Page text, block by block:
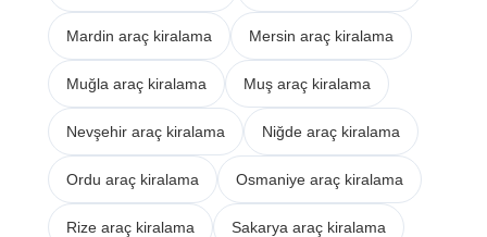
Mardin araç kiralama Mersin araç kiralama
Muğla araç kiralama Muş araç kiralama
Nevşehir araç kiralama Niğde araç kiralama
Ordu araç kiralama Osmaniye araç kiralama
Rize araç kiralama Sakarya araç kiralama